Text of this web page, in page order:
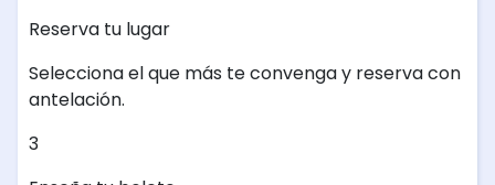
Reserva tu lugar
Selecciona el que más te convenga y reserva con
antelación.
3